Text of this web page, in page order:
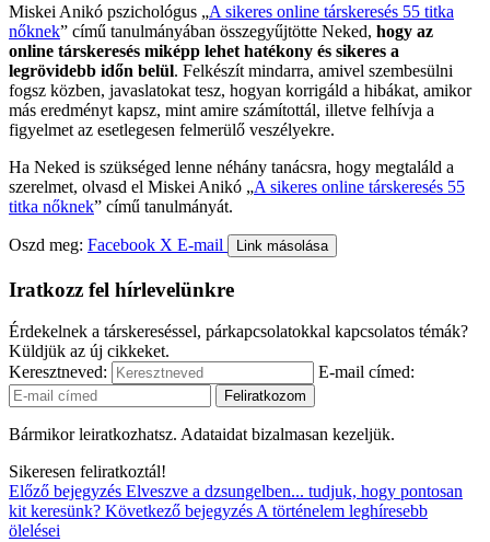
Miskei Anikó pszichológus „A sikeres online társkeresés 55 titka
nőknek” című tanulmányában összegyűjtötte Neked, hogy az
online társkeresés miképp lehet hatékony és sikeres a
legrövidebb időn belül. Felkészít mindarra, amivel szembesülni
fogsz közben, javaslatokat tesz, hogyan korrigáld a hibákat, amikor
más eredményt kapsz, mint amire számítottál, illetve felhívja a
figyelmet az esetlegesen felmerülő veszélyekre.
Ha Neked is szükséged lenne néhány tanácsra, hogy megtaláld a
szerelmet, olvasd el Miskei Anikó „A sikeres online társkeresés 55
titka nőknek” című tanulmányát.
Oszd meg: Facebook X E-mail Link másolása
Iratkozz fel hírlevelünkre
Érdekelnek a társkereséssel, párkapcsolatokkal kapcsolatos témák?
Küldjük az új cikkeket.
Keresztneved:
E-mail címed:
Bármikor leiratkozhatsz. Adataidat bizalmasan kezeljük.
Sikeresen feliratkoztál!
Előző bejegyzés Elveszve a dzsungelben... tudjuk, hogy pontosan
kit keresünk? Következő bejegyzés A történelem leghíresebb
ölelései